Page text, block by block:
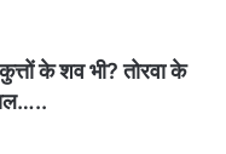
के शव भी? तोरवा के